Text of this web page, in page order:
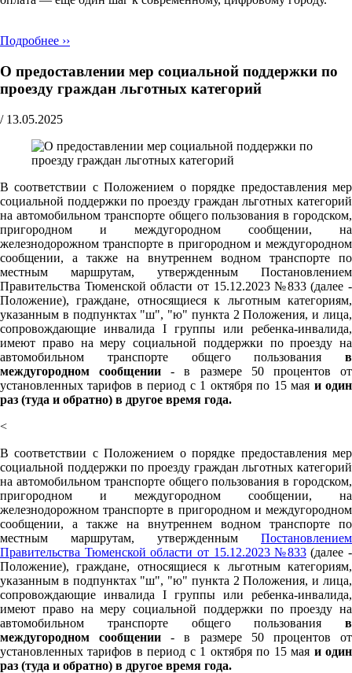
Подробнее ››
О предоставлении мер социальной поддержки по
проезду граждан льготных категорий
/ 13.05.2025
В соответствии с Положением о порядке предоставления мер
социальной поддержки по проезду граждан льготных категорий
на автомобильном транспорте общего пользования в городском,
пригородном и междугородном сообщении, на
железнодорожном транспорте в пригородном и междугородном
сообщении, а также на внутреннем водном транспорте по
местным маршрутам, утвержденным Постановлением
Правительства Тюменской области от 15.12.2023 №833 (далее -
Положение), граждане, относящиеся к льготным категориям,
указанным в подпунктах "ш", "ю" пункта 2 Положения, и лица,
сопровождающие инвалида I группы или ребенка-инвалида,
имеют право на меру социальной поддержки по проезду на
автомобильном транспорте общего пользования в
междугородном сообщении - в размере 50 процентов от
установленных тарифов в период с 1 октября по 15 мая и один
раз (туда и обратно) в другое время года.
<
В соответствии с Положением о порядке предоставления мер
социальной поддержки по проезду граждан льготных категорий
на автомобильном транспорте общего пользования в городском,
пригородном и междугородном сообщении, на
железнодорожном транспорте в пригородном и междугородном
сообщении, а также на внутреннем водном транспорте по
местным маршрутам, утвержденным Постановлением
Правительства Тюменской области от 15.12.2023 №833(далее -
Положение), граждане, относящиеся к льготным категориям,
указанным в подпунктах "ш", "ю" пункта 2 Положения, и лица,
сопровождающие инвалида I группы или ребенка-инвалида,
имеют право на меру социальной поддержки по проезду на
автомобильном транспорте общего пользования в
междугородном сообщении - в размере 50 процентов от
установленных тарифов в период с 1 октября по 15 мая и один
раз (туда и обратно) в другое время года.